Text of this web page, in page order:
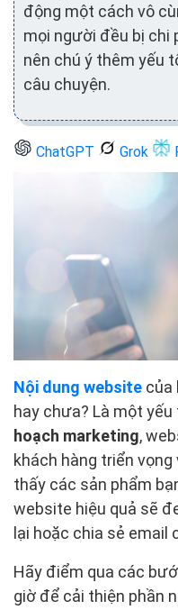
động một cách vô
mọi người đều bị chi
nên chú ý thêm yếu
câu chuyện.
ChatGPT Grok
Nội dung website của
hay chưa? Là một
hoạch marketing,
khách hàng triển
thấy các sản phẩm
website hiệu quả sẽ
lại hoặc chia sẻ email
Hãy điểm qua các
giờ để cải thiện phần